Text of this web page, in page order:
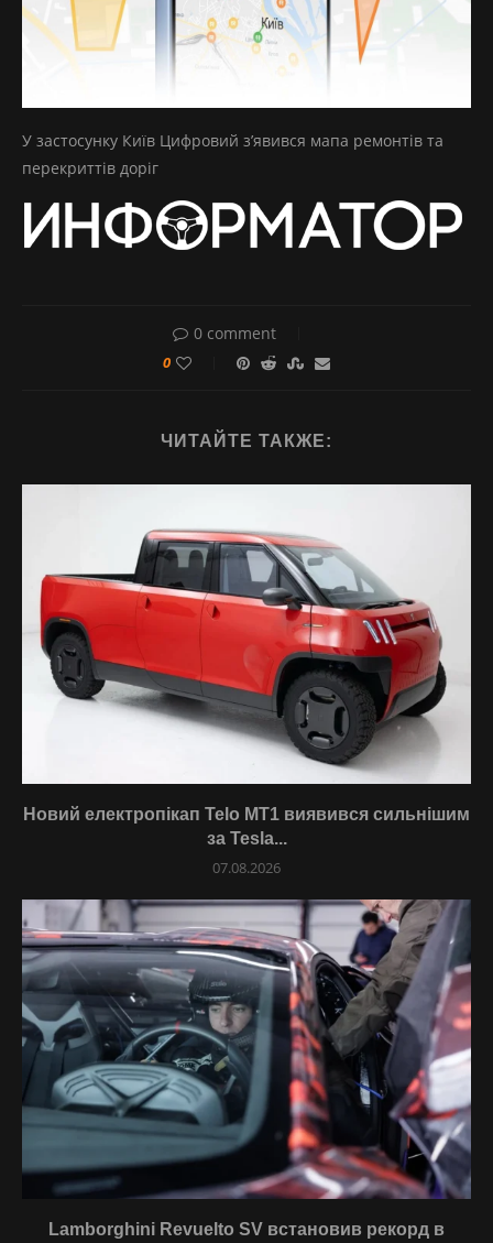
У застосунку Київ Цифровий з’явився мапа ремонтів та
перекриттів доріг
0 comment
0
ЧИТАЙТЕ ТАКЖЕ:
Новий електропікап Telo MT1 виявився сильнішим
за Tesla...
07.08.2026
Lamborghini Revuelto SV встановив рекорд в